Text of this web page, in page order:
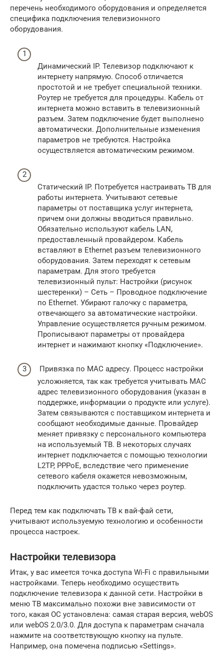
перечень необходимого оборудования и определяется
специфика подключения телевизионного
оборудования.
Динамический IP. Телевизор подключают к
интернету напрямую. Способ отличается
простотой и не требует специальной техники.
Роутер не требуется для процедуры. Кабель от
интернета можно вставить в телевизионный
разъем. Затем подключение будет выполнено
автоматически. Дополнительные изменения
параметров не требуются. Настройка
осуществляется автоматическим режимом.
Статический IP. Потребуется настраивать ТВ для
работы интернета. Учитывают сетевые
параметры от поставщика услуг интернета,
причем они должны вводиться правильно.
Обязательно используют кабель LAN,
предоставленный провайдером. Кабель
вставляют в Ethernet разъем телевизионного
оборудования. Затем переходят к сетевым
параметрам. Для этого требуется
телевизионный пульт: Настройки (рисунок
шестеренки) – Сеть – Проводное подключение
по Ethernet. Убирают галочку с параметра,
отвечающего за автоматические настройки.
Управление осуществляется ручным режимом.
Прописывают параметры от провайдера
интернет и нажимают кнопку «Подключение».
Привязка по MAC адресу. Процесс настройки
усложняется, так как требуется учитывать МАС
адрес телевизионного оборудования (указан в
поддержке, информации о продукте или услуге).
Затем связываются с поставщиком интернета и
сообщают необходимые данные. Провайдер
меняет привязку с персонального компьютера
на используемый ТВ. В некоторых случаях
интернет подключается с помощью технологии
L2TP, PPPoE, вследствие чего применение
сетевого кабеля окажется невозможным,
подключить удастся только через роутер.
Перед тем как подключать ТВ к вай-фай сети,
учитывают используемую технологию и особенности
процесса настроек.
Настройки телевизора
Итак, у вас имеется точка доступа Wi-Fi с правильными
настройками. Теперь необходимо осуществить
подключение телевизора к данной сети. Настройки в
меню ТВ максимально похожи вне зависимости от
того, какая ОС установлена: самая старая версия, webOS
или webOS 2.0/3.0. Для доступа к параметрам сначала
нажмите на соответствующую кнопку на пульте.
Например, она помечена подписью «Settings».